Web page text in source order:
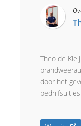
Theo de
door het